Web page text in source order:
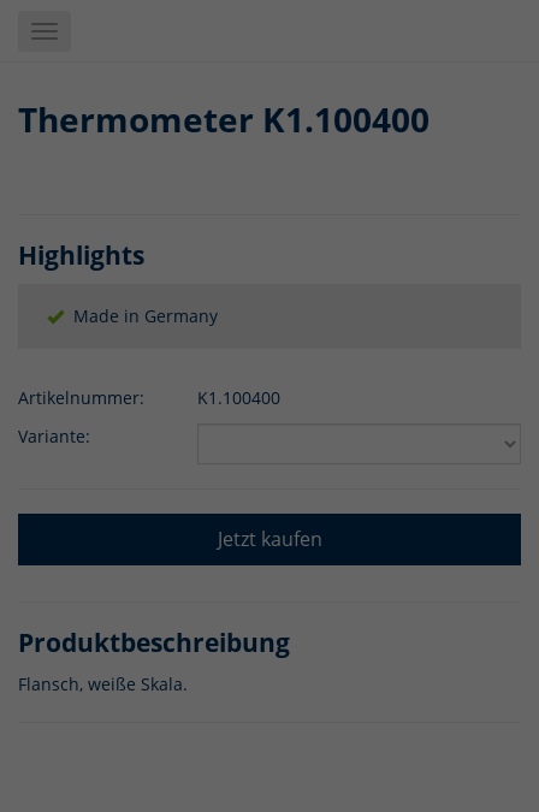
Toggle
Thermometer K1.100400
Highlights
Made in Germany
Artikelnummer:
K1.100400
Variante:
Jetzt kaufen
Produktbeschreibung
Flansch, weiße Skala.